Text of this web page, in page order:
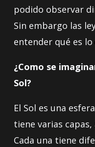
podido observar
Sin embargo las
entender qué es
¿Como se
Sol?
El Sol es una
tiene varias
Cada una tiene